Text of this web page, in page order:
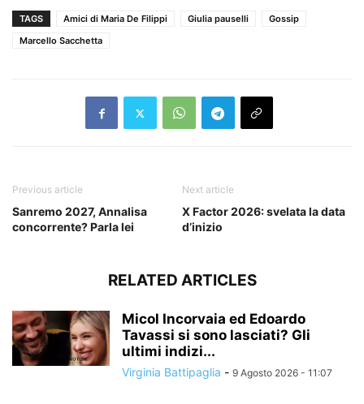
TAGS Amici di Maria De Filippi Giulia pauselli
Gossip
Marcello Sacchetta
Previous article
Sanremo 2027, Annalisa
concorrente? Parla lei
Next article
X Factor 2026: svelata la data
d’inizio
RELATED ARTICLES
Micol Incorvaia ed Edoardo
Tavassi si sono lasciati? Gli
ultimi indizi...
Virginia Battipaglia - 9 Agosto 2026 - 11:07